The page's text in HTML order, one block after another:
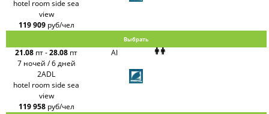
hotel room side sea
view
119 909 руб/чел
Выбрать
21.08 пт-28.08 пт
7 ночей / 6 дней
AI
2ADL
hotel room side sea
view
119 958 руб/чел